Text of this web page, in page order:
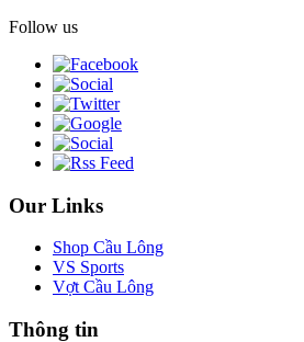
Follow us
Our Links
Shop Cầu Lông
VS Sports
Vợt Cầu Lông
Thông tin